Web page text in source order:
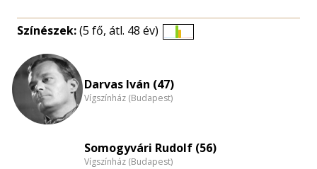
Színészek:(5 fő, átl. 48 év)
Darvas Iván (47)
Vígszínház (Budapest)
Somogyvári Rudolf (56)
Vígszínház (Budapest)